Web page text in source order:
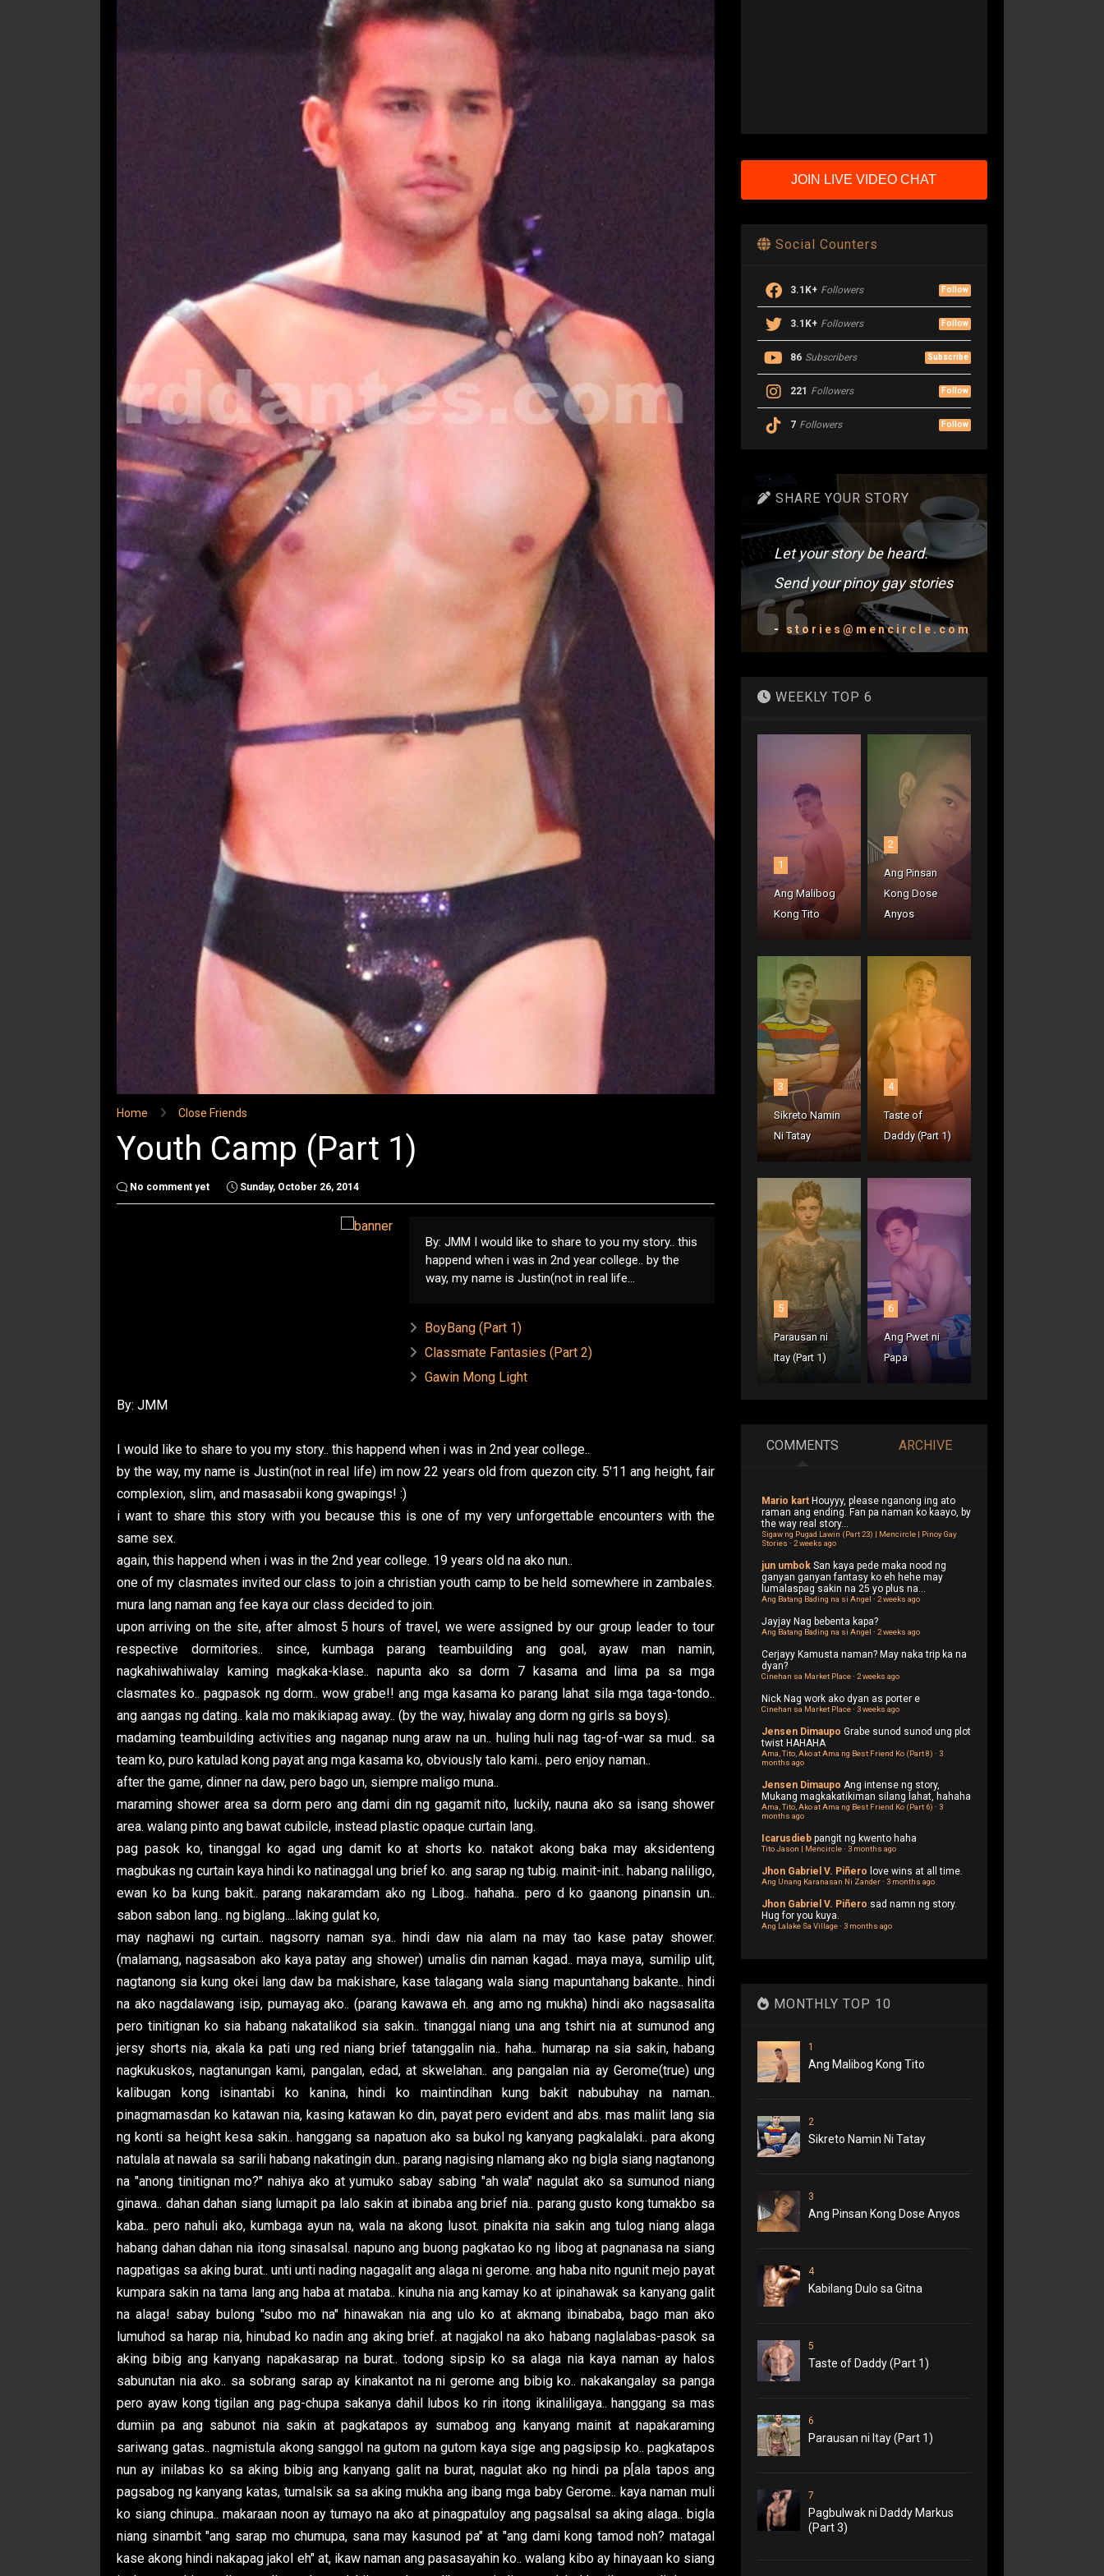
Home Close Friends
Youth Camp (Part 1)
No comment yet Sunday, October 26, 2014
By: JMM I would like to share to you my story.. this
happend when i was in 2nd year college.. by the
way, my name is Justin(not in real life...
BoyBang (Part 1)
Classmate Fantasies (Part 2)
Gawin Mong Light
By: JMM
I would like to share to you my story.. this happend when i was in 2nd year college..
by the way, my name is Justin(not in real life) im now 22 years old from quezon city. 5'11 ang height, fair
complexion, slim, and masasabii kong gwapings! :)
i want to share this story with you because this is one of my very unforgettable encounters with the
same sex.
again, this happend when i was in the 2nd year college. 19 years old na ako nun..
one of my clasmates invited our class to join a christian youth camp to be held somewhere in zambales.
mura lang naman ang fee kaya our class decided to join.
upon arriving on the site, after almost 5 hours of travel, we were assigned by our group leader to tour
respective dormitories.. since, kumbaga parang teambuilding ang goal, ayaw man namin,
nagkahiwahiwalay kaming magkaka-klase.. napunta ako sa dorm 7 kasama and lima pa sa mga
clasmates ko.. pagpasok ng dorm.. wow grabe!! ang mga kasama ko parang lahat sila mga taga-tondo..
ang aangas ng dating.. kala mo makikiapag away.. (by the way, hiwalay ang dorm ng girls sa boys).
madaming teambuilding activities ang naganap nung araw na un.. huling huli nag tag-of-war sa mud.. sa
team ko, puro katulad kong payat ang mga kasama ko, obviously talo kami.. pero enjoy naman..
after the game, dinner na daw, pero bago un, siempre maligo muna..
maraming shower area sa dorm pero ang dami din ng gagamit nito, luckily, nauna ako sa isang shower
area. walang pinto ang bawat cubilcle, instead plastic opaque curtain lang.
pag pasok ko, tinanggal ko agad ung damit ko at shorts ko. natakot akong baka may aksidenteng
magbukas ng curtain kaya hindi ko natinaggal ung brief ko. ang sarap ng tubig. mainit-init.. habang naliligo,
ewan ko ba kung bakit.. parang nakaramdam ako ng Libog.. hahaha.. pero d ko gaanong pinansin un..
sabon sabon lang.. ng biglang....laking gulat ko,
may naghawi ng curtain.. nagsorry naman sya.. hindi daw nia alam na may tao kase patay shower.
(malamang, nagsasabon ako kaya patay ang shower) umalis din naman kagad.. maya maya, sumilip ulit,
nagtanong sia kung okei lang daw ba makishare, kase talagang wala siang mapuntahang bakante.. hindi
na ako nagdalawang isip, pumayag ako.. (parang kawawa eh. ang amo ng mukha) hindi ako nagsasalita
pero tinitignan ko sia habang nakatalikod sia sakin.. tinanggal niang una ang tshirt nia at sumunod ang
jersy shorts nia, akala ka pati ung red niang brief tatanggalin nia.. haha.. humarap na sia sakin, habang
nagkukuskos, nagtanungan kami, pangalan, edad, at skwelahan.. ang pangalan nia ay Gerome(true) ung
kalibugan kong isinantabi ko kanina, hindi ko maintindihan kung bakit nabubuhay na naman..
pinagmamasdan ko katawan nia, kasing katawan ko din, payat pero evident and abs. mas maliit lang sia
ng konti sa height kesa sakin.. hanggang sa napatuon ako sa bukol ng kanyang pagkalalaki.. para akong
natulala at nawala sa sarili habang nakatingin dun.. parang nagising nlamang ako ng bigla siang nagtanong
na "anong tinitignan mo?" nahiya ako at yumuko sabay sabing "ah wala" nagulat ako sa sumunod niang
ginawa.. dahan dahan siang lumapit pa lalo sakin at ibinaba ang brief nia.. parang gusto kong tumakbo sa
kaba.. pero nahuli ako, kumbaga ayun na, wala na akong lusot. pinakita nia sakin ang tulog niang alaga
habang dahan dahan nia itong sinasalsal. napuno ang buong pagkatao ko ng libog at pagnanasa na siang
nagpatigas sa aking burat.. unti unti nading nagagalit ang alaga ni gerome. ang haba nito ngunit mejo payat
kumpara sakin na tama lang ang haba at mataba.. kinuha nia ang kamay ko at ipinahawak sa kanyang galit
na alaga! sabay bulong "subo mo na" hinawakan nia ang ulo ko at akmang ibinababa, bago man ako
lumuhod sa harap nia, hinubad ko nadin ang aking brief. at nagjakol na ako habang naglalabas-pasok sa
aking bibig ang kanyang napakasarap na burat.. todong sipsip ko sa alaga nia kaya naman ay halos
sabunutan nia ako.. sa sobrang sarap ay kinakantot na ni gerome ang bibig ko.. nakakangalay sa panga
pero ayaw kong tigilan ang pag-chupa sakanya dahil lubos ko rin itong ikinaliligaya.. hanggang sa mas
dumiin pa ang sabunot nia sakin at pagkatapos ay sumabog ang kanyang mainit at napakaraming
sariwang gatas.. nagmistula akong sanggol na gutom na gutom kaya sige ang pagsipsip ko.. pagkatapos
nun ay inilabas ko sa aking bibig ang kanyang galit na burat, nagulat ako ng hindi pa p[ala tapos ang
pagsabog ng kanyang katas, tumalsik sa sa aking mukha ang ibang mga baby Gerome.. kaya naman muli
ko siang chinupa.. makaraan noon ay tumayo na ako at pinagpatuloy ang pagsalsal sa aking alaga.. bigla
niang sinambit "ang sarap mo chumupa, sana may kasunod pa" at "ang dami kong tamod noh? matagal
kase akong hindi nakapag jakol eh" at, ikaw naman ang pasasayahin ko.. walang kibo ay hinayaan ko siang
JOIN LIVE VIDEO CHAT
Social Counters
3.1K+ Followers Follow
3.1K+ Followers Follow
86 Subscribers Subscribe
221 Followers Follow
7 Followers Follow
SHARE YOUR STORY
Let your story be heard.
Send your pinoy gay stories
- stories@mencircle.com
WEEKLY TOP 6
1
Ang Malibog
Kong Tito
2
Ang Pinsan
Kong Dose
Anyos
3
Sikreto Namin
Ni Tatay
4
Taste of
Daddy (Part 1)
5
Parausan ni
Itay (Part 1)
6
Ang Pwet ni
Papa
COMMENTS ARCHIVE
Mario kart Houyyy, please nganong ing ato
raman ang ending. Fan pa naman ko kaayo, by
the way real story...
Sigaw ng Pugad Lawin (Part 23) | Mencircle | Pinoy Gay
Stories · 2 weeks ago
jun umbok San kaya pede maka nood ng
ganyan ganyan fantasy ko eh hehe may
lumalaspag sakin na 25 yo plus na...
Ang Batang Bading na si Angel · 2 weeks ago
Jayjay Nag bebenta kapa?
Ang Batang Bading na si Angel · 2 weeks ago
Cerjayy Kamusta naman? May naka trip ka na
dyan?
Cinehan sa Market Place· 2 weeks ago
Nick Nag work ako dyan as porter e
Cinehan sa Market Place· 3 weeks ago
Jensen Dimaupo Grabe sunod sunod ung plot
twist HAHAHA
Ama, Tito, Ako at Ama ng Best Friend Ko (Part 8) · 3
months ago
Jensen Dimaupo Ang intense ng story,
Mukang magkakatikiman silang lahat, hahaha
Ama, Tito, Ako at Ama ng Best Friend Ko (Part 6) · 3
months ago
Icarusdieb pangit ng kwento haha
Tito Jason | Mencircle· 3 months ago
Jhon Gabriel V. Piñero love wins at all time.
Ang Unang Karanasan Ni Zander· 3 months ago
Jhon Gabriel V. Piñero sad namn ng story.
Hug for you kuya.
Ang Lalake Sa Village· 3 months ago
MONTHLY TOP 10
1
Ang Malibog Kong Tito
2
Sikreto Namin Ni Tatay
3
Ang Pinsan Kong Dose Anyos
4
Kabilang Dulo sa Gitna
5
Taste of Daddy (Part 1)
6
Parausan ni Itay (Part 1)
7
Pagbulwak ni Daddy Markus
(Part 3)